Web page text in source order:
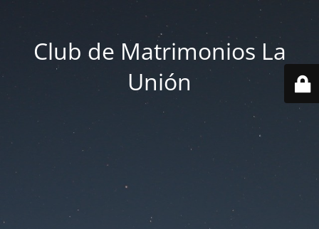
Club de Matrimonios La
Unión